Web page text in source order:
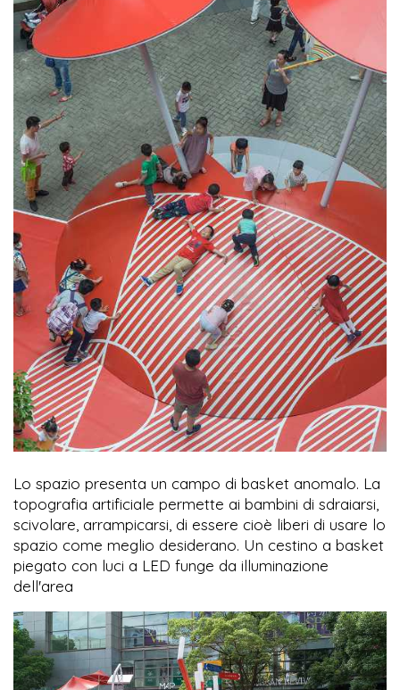
Lo spazio presenta un campo di basket anomalo. La
topografia artificiale permette ai bambini di sdraiarsi,
scivolare, arrampicarsi, di essere cioè liberi di usare lo
spazio come meglio desiderano. Un cestino a basket
piegato con luci a LED funge da illuminazione
dell'area